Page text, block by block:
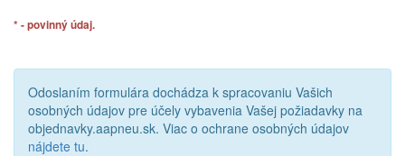
* - povinný údaj.
Odoslaním formulára dochádza k spracovaniu Vašich
osobných údajov pre účely vybavenia Vašej požiadavky na
objednavky.aapneu.sk. Viac o ochrane osobných údajov
nájdete tu.